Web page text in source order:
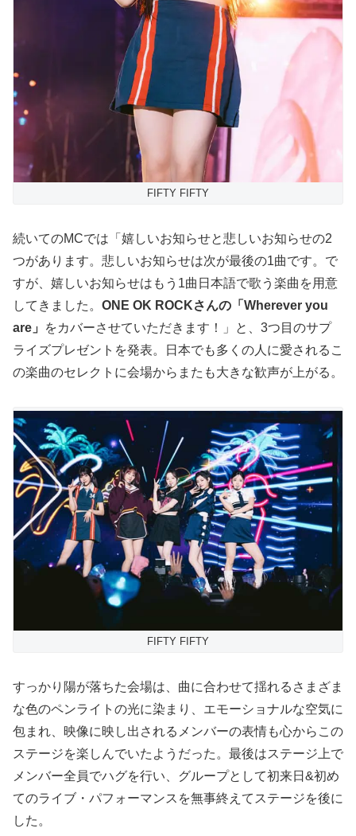
FIFTY FIFTY
続いてのMCでは「嬉しいお知らせと悲しいお知らせの2
つがあります。悲しいお知らせは次が最後の1曲です。で
すが、嬉しいお知らせはもう1曲日本語で歌う楽曲を用意
してきました。 ONE OK ROCKさんの「Wherever you
are」
をカバーさせていただきます！」と、3つ目のサプ
ライズプレゼントを発表。日本でも多くの人に愛されるこ
の楽曲のセレクトに会場からまたも大きな歓声が上がる。
FIFTY FIFTY
すっかり陽が落ちた会場は、曲に合わせて揺れるさまざま
な色のペンライトの光に染まり、エモーショナルな空気に
包まれ、映像に映し出されるメンバーの表情も心からこの
ステージを楽しんでいたようだった。最後はステージ上で
メンバー全員でハグを行い、グループとして初来日&初め
てのライブ・パフォーマンスを無事終えてステージを後に
した。